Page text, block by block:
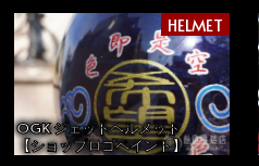
HELMET
OGK ジェットヘルメット
【ショップロゴペイント】